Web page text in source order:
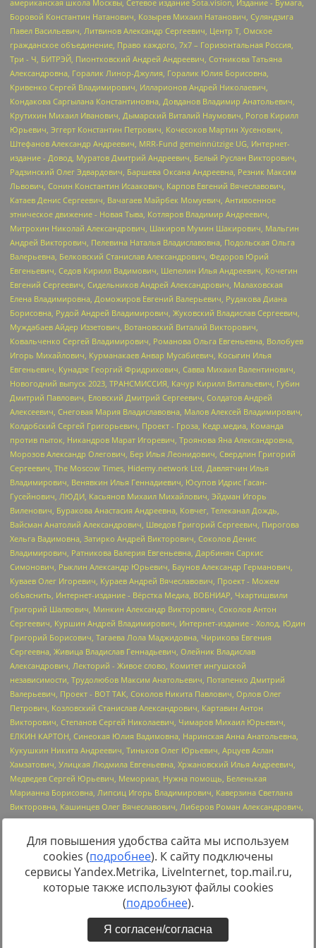
https://minjust.gov.ru/uploaded/files/reestr-
inostrannyih-agentov-22-03-2024.pdfданные на22.03.2024
Для повышения удобства сайта мы используем
cookies (подробнее). К сайту подключены
сервисы Yandex.Metrika, LiveInternet, top.mail.ru,
которые также используют файлы cookies
(подробнее).
Я согласен/согласна